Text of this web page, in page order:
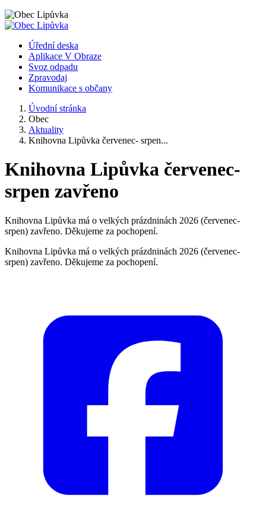
Úřední deska
Aplikace V Obraze
Svoz odpadu
Zpravodaj
Komunikace s občany
Úvodní stránka
Obec
Aktuality
Knihovna Lipůvka červenec- srpen...
Knihovna Lipůvka červenec-
srpen zavřeno
Knihovna Lipůvka má o velkých prázdninách 2026 (červenec-
srpen) zavřeno. Děkujeme za pochopení.
Knihovna Lipůvka má o velkých prázdninách 2026 (červenec-
srpen) zavřeno. Děkujeme za pochopení.